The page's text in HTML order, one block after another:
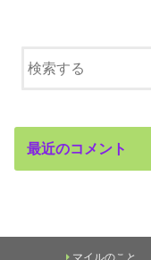
最近のコメント
マイルのこと